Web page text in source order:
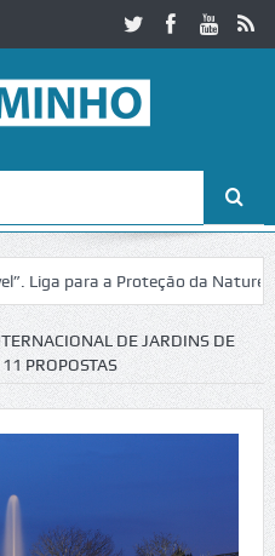
para a Proteção da Natureza
Castelo de Cerveira assegura
DE JARDINS DE
PROPOSTAS